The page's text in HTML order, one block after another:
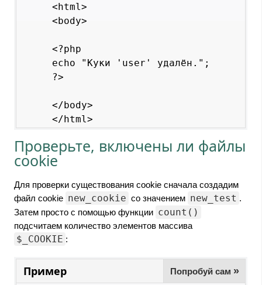
<html>
<body>
<?php
echo "Куки 'user' удалён.";
?>
</body>
Проверьте, включены ли файлы
cookie
Для проверки существования cookie сначала создадим
файл cookie new_cookie со значением new_test .
Затем просто c помощью функции count()
подсчитаем количество элементов массива
$_COOKIE :
Пример Попробуй сам »